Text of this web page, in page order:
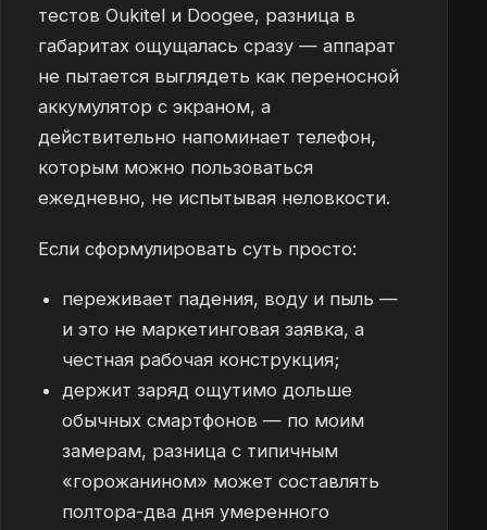
тестов Oukitel и Doogee, разница в
габаритах ощущалась сразу — аппарат
не пытается выглядеть как переносной
аккумулятор с экраном, а
действительно напоминает телефон,
которым можно пользоваться
ежедневно, не испытывая неловкости.
Если сформулировать суть просто:
переживает падения, воду и пыль —
и это не маркетинговая заявка, а
честная рабочая конструкция;
держит заряд ощутимо дольше
обычных смартфонов — по моим
замерам, разница с типичным
«горожанином» может составлять
полтора-два дня умеренного